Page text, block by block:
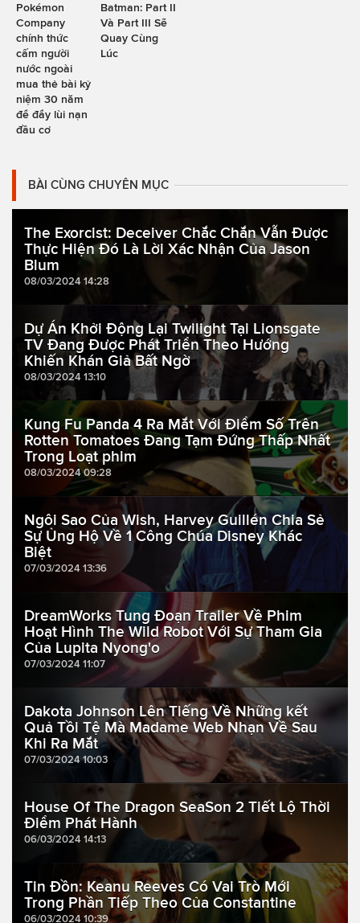
Pokémon
Company
chính thức
cấm người
nước ngoài
mua thẻ bài kỷ
niệm 30 năm
để đẩy lùi nạn
đầu cơ
Batman: Part II
Và Part III Sẽ
Quay Cùng
Lúc
BÀI CÙNG CHUYÊN MỤC
The Exorcist: Deceiver Chắc Chắn Vẫn Được
Thực Hiện Đó Là Lời Xác Nhận Của Jason
Blum
08/03/2024 14:28
Dự Án Khởi Động Lại Twilight Tại Lionsgate
TV Đang Được Phát Triển Theo Hướng
Khiến Khán Giả Bất Ngờ
08/03/2024 13:10
Kung Fu Panda 4 Ra Mắt Với Điểm Số Trên
Rotten Tomatoes Đang Tạm Đứng Thấp Nhất
Trong Loạt phim
08/03/2024 09:28
Ngôi Sao Của Wish, Harvey Guillén Chia Sẻ
Sự Ủng Hộ Về 1 Công Chúa Disney Khác
Biệt
07/03/2024 13:36
DreamWorks Tung Đoạn Trailer Về Phim
Hoạt Hình The Wild Robot Với Sự Tham Gia
Của Lupita Nyong'o
07/03/2024 11:07
Dakota Johnson Lên Tiếng Về Những kết
Quả Tồi Tệ Mà Madame Web Nhạn Về Sau
Khi Ra Mắt
07/03/2024 10:03
House Of The Dragon SeaSon 2 Tiết Lộ Thời
Điểm Phát Hành
06/03/2024 14:13
Tin Đồn: Keanu Reeves Có Vai Trò Mới
Trong Phần Tiếp Theo Của Constantine
06/03/2024 10:39